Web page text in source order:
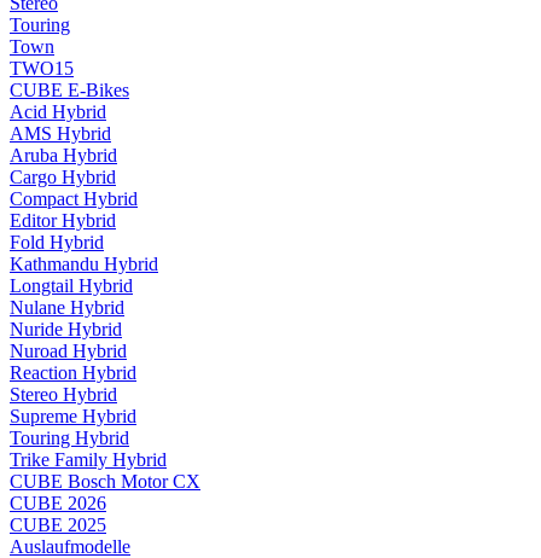
Touring
Town
TWO15
CUBE E-Bikes
Acid Hybrid
AMS Hybrid
Aruba Hybrid
Cargo Hybrid
Compact Hybrid
Editor Hybrid
Fold Hybrid
Kathmandu Hybrid
Longtail Hybrid
Nulane Hybrid
Nuride Hybrid
Nuroad Hybrid
Reaction Hybrid
Stereo Hybrid
Supreme Hybrid
Touring Hybrid
Trike Family Hybrid
CUBE Bosch Motor CX
CUBE 2026
CUBE 2025
Auslaufmodelle